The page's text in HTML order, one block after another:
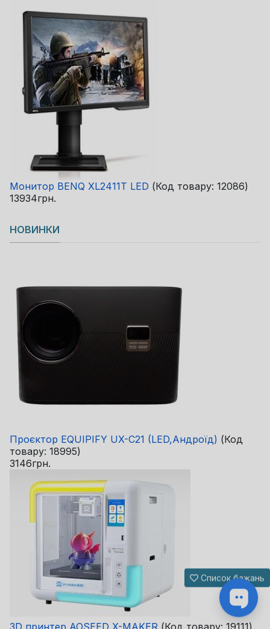
Монитор BENQ XL2411T LED (Код товару: 12086)
13934грн.
НОВИНКИ
Проєктор EQUIPIFY UX-C21 (LED,Андроїд) (Код
товару: 18995)
3146грн.
3D принтер AOSEED X-MAKER (Код товару: 19111)
Список бажань